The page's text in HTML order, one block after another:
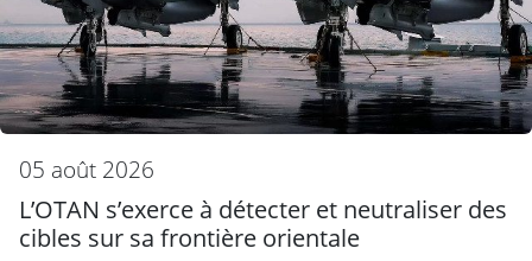
05 août 2026
L’OTAN s’exerce à détecter et neutraliser des
cibles sur sa frontière orientale